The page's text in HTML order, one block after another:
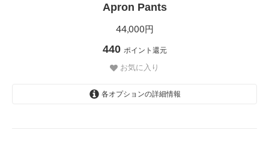
Apron Pants
44,000円
440 ポイント還元
お気に入り
各オプションの詳細情報